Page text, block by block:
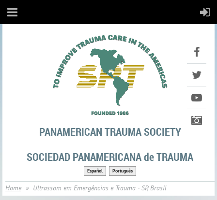
PANAMERICAN TRAUMA SOCIETY
SOCIEDAD PANAMERICANA de TRAUMA
Español Português
Home Ultrassom em Emergências e Trauma - SP, Brasil